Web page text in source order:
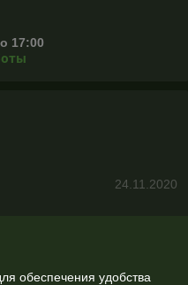
17:00
24.11.2020
кровати по собственному
обеспечения удобства